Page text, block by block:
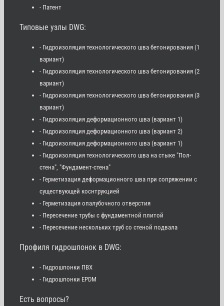
- Патент
Типовые узлы DWG:
- Гидроизоляция технологического шва бетонирования (1
вариант)
- Гидроизоляция технологического шва бетонирования (2
вариант)
- Гидроизоляция технологического шва бетонирования (3
вариант)
- Гидроизоляция деформационного шва (вариант 1)
- Гидроизоляция деформационного шва (вариант 2)
- Гидроизоляция деформационного шва (вариант 1)
- Гидроизоляция технологического шва на стыке "Пол-
стена", "Фундамент-стена"
- Герметизация деформационного шва при сопряжении с
существующей коснтрукцией
- Герметизация опалубочного отверстия
- Пересечение трубы с фундаментной плитой
- Пересечение нескольких труб со стеной подвала
Профиля гидрошпонок в DWG:
- Гидрошпонки ПВХ
- Гидрошпонки EPDM
Есть вопросы?